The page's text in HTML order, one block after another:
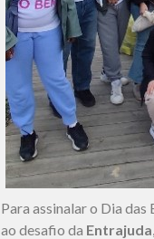
Para assinalar o Dia das
ao desafio da Entrajuda